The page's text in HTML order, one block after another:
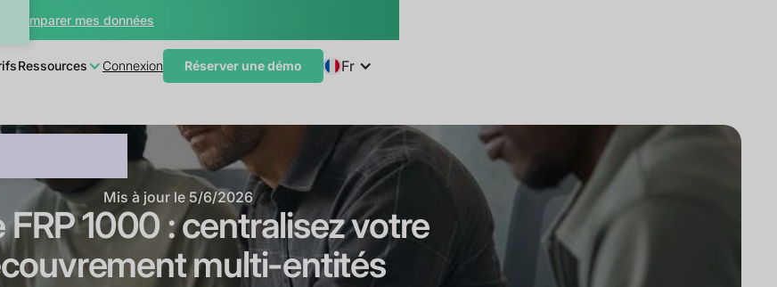
Comparer mes données
Ressources Connexion Réserver une démo Fr
Mis à jour le 5/6/2026
FRP 1000 : centralisez votre
multi-entités